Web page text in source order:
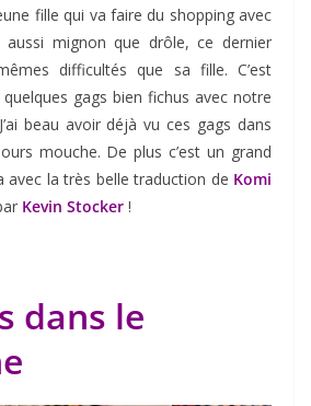
fille qui va faire du shopping avec
mignon que drôle, ce dernier
difficultés que sa fille. C’est
quelques gags bien fichus avec notre
beau avoir déjà vu ces gags dans
mouche. De plus c’est un grand
avec la très belle traduction de Komi
Kevin Stocker !
dans le